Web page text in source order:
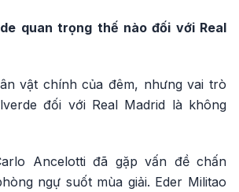
quan trọng thế nào đối với Real
vật chính của đêm, nhưng vai trò
đối với Real Madrid là không
Ancelotti đã gặp vấn đề chấn
ngự suốt mùa giải. Eder Militao